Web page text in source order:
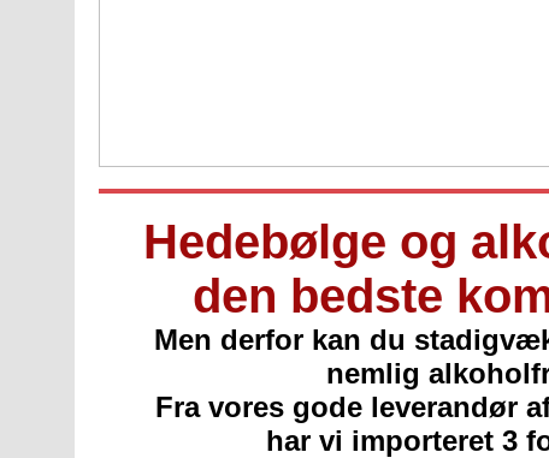
Hedebølge og
den bedste
Men derfor kan du
nemlig
Fra vores gode leverandør
har vi importeret 3